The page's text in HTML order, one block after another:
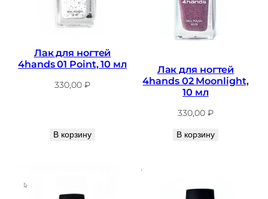
Лак для ногтей
4hands 01 Point, 10 мл
330,00 ₽
В корзину
Лак для ногтей
4hands 02 Moonlight,
10 мл
330,00 ₽
В корзину